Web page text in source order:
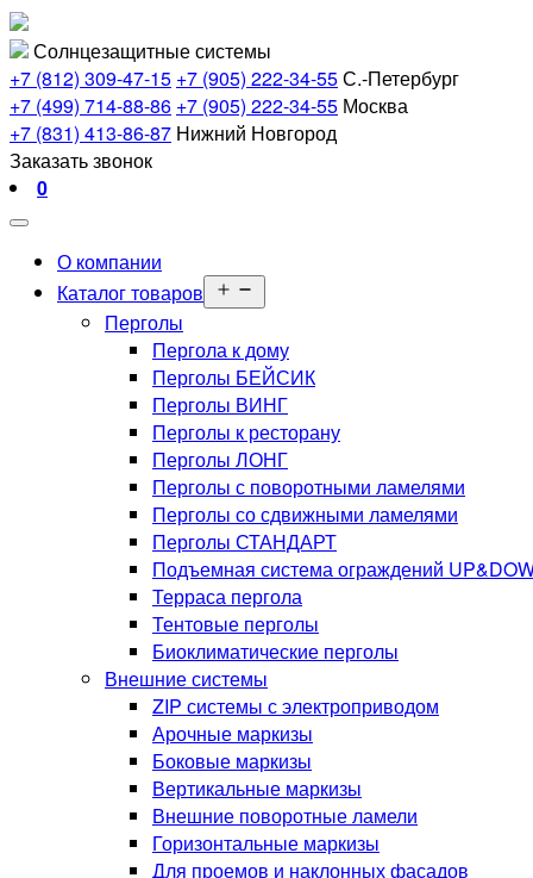
Перейти
к
содержимому
Солнцезащитные системы
+7 (812) 309-47-15 +7 (905) 222-34-55С.-Петербург
+7 (499) 714-88-86 +7 (905) 222-34-55 Москва
+7 (831) 413-86-87 Нижний Новгород
Заказать звонок
0
О компании
Каталог товаров
меню
Перголы
Пергола к дому
Перголы БЕЙСИК
Перголы ВИНГ
Перголы к ресторану
Перголы ЛОНГ
Перголы с поворотными ламелями
Перголы со сдвижными ламелями
Перголы СТАНДАРТ
Подъемная система ограждений
Терраса пергола
Тентовые перголы
Биоклиматические перголы
Внешние системы
ZIP системы с электроприводом
Арочные маркизы
Боковые маркизы
Вертикальные маркизы
Внешние поворотные ламели
Горизонтальные маркизы
Для проемов и наклонных фасадов